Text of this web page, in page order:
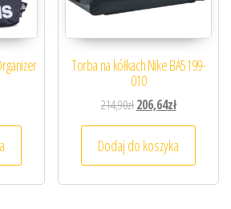
wynosiła: 70,55zł.
cena wynosi: 67,84zł.
Torba na kółkach Nike BA5199-
010
214,90zł Pierwotna cena
206,64złAktualna
Dodaj do koszyka